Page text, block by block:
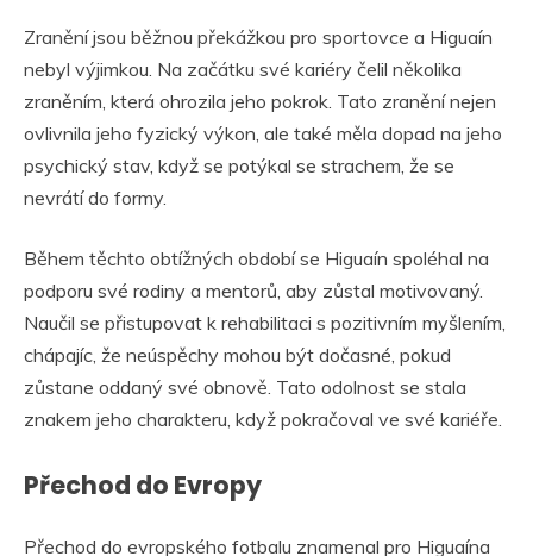
Zranění jsou běžnou překážkou pro sportovce a Higuaín
nebyl výjimkou. Na začátku své kariéry čelil několika
zraněním, která ohrozila jeho pokrok. Tato zranění nejen
ovlivnila jeho fyzický výkon, ale také měla dopad na jeho
psychický stav, když se potýkal se strachem, že se
nevrátí do formy.
Během těchto obtížných období se Higuaín spoléhal na
podporu své rodiny a mentorů, aby zůstal motivovaný.
Naučil se přistupovat k rehabilitaci s pozitivním myšlením,
chápajíc, že neúspěchy mohou být dočasné, pokud
zůstane oddaný své obnově. Tato odolnost se stala
znakem jeho charakteru, když pokračoval ve své kariéře.
Přechod do Evropy
Přechod do evropského fotbalu znamenal pro Higuaína